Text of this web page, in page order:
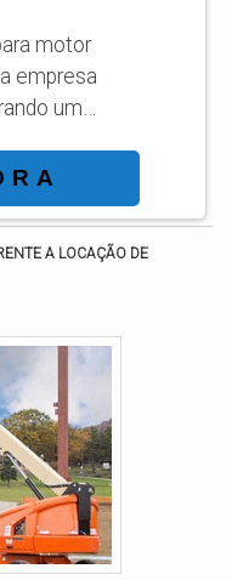
motor
empresa
um
a líder
com a
PARA
A LOCAÇÃO DE